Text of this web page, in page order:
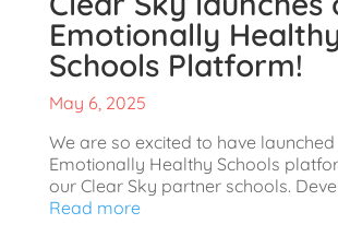
Emotionally
Schools Platform!
May 6, 2025
We are so excited to have
Emotionally Healthy Schools
our Clear Sky partner schools.
Read more